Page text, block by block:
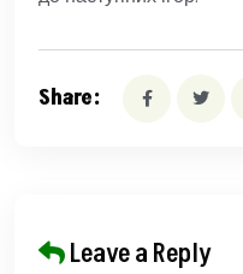
Share:
Leave a Reply